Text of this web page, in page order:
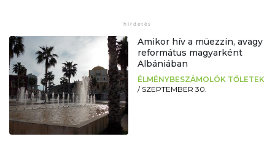
Amikor hív a müezzin, avagy
református magyarként
Albániában
ÉLMÉNYBESZÁMOLÓK TŐLETEK
/ SZEPTEMBER 30.